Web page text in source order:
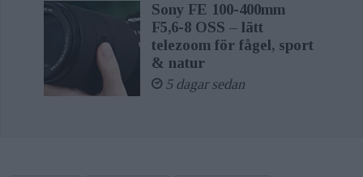
Sony FE 100-400mm
F5,6-8 OSS – lätt
telezoom för fågel, sport
& natur
5 dagar sedan